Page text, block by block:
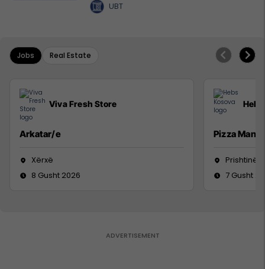
UBT
Jobs Real Estate
Viva Fresh Store
Arkatar/e
Xërxë
8 Gusht 2026
Pizza Man
Prishtinë
7 Gusht